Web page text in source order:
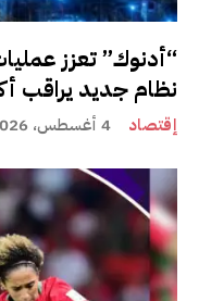
“أدنوك” تعزز
نظام جديد يراقب أكثر من
إقتصاد 4 أغسطس، 2026